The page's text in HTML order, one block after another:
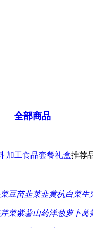
全部商品
加工食品套餐礼盒推荐
豆苗韭菜韭黄杭白菜生
芹菜紫薯山药洋葱萝卜莴